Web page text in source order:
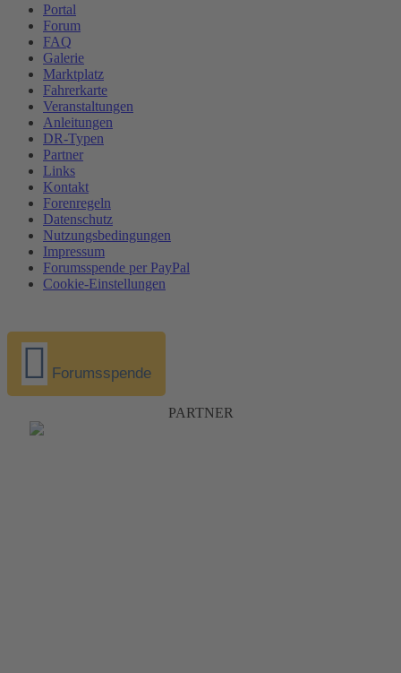
Portal
Forum
FAQ
Galerie
Marktplatz
Fahrerkarte
Veranstaltungen
Anleitungen
DR-Typen
Partner
Links
Kontakt
Forenregeln
Datenschutz
Nutzungsbedingungen
Impressum
Forumsspende per PayPal
Cookie-Einstellungen
Forumsspende
PARTNER